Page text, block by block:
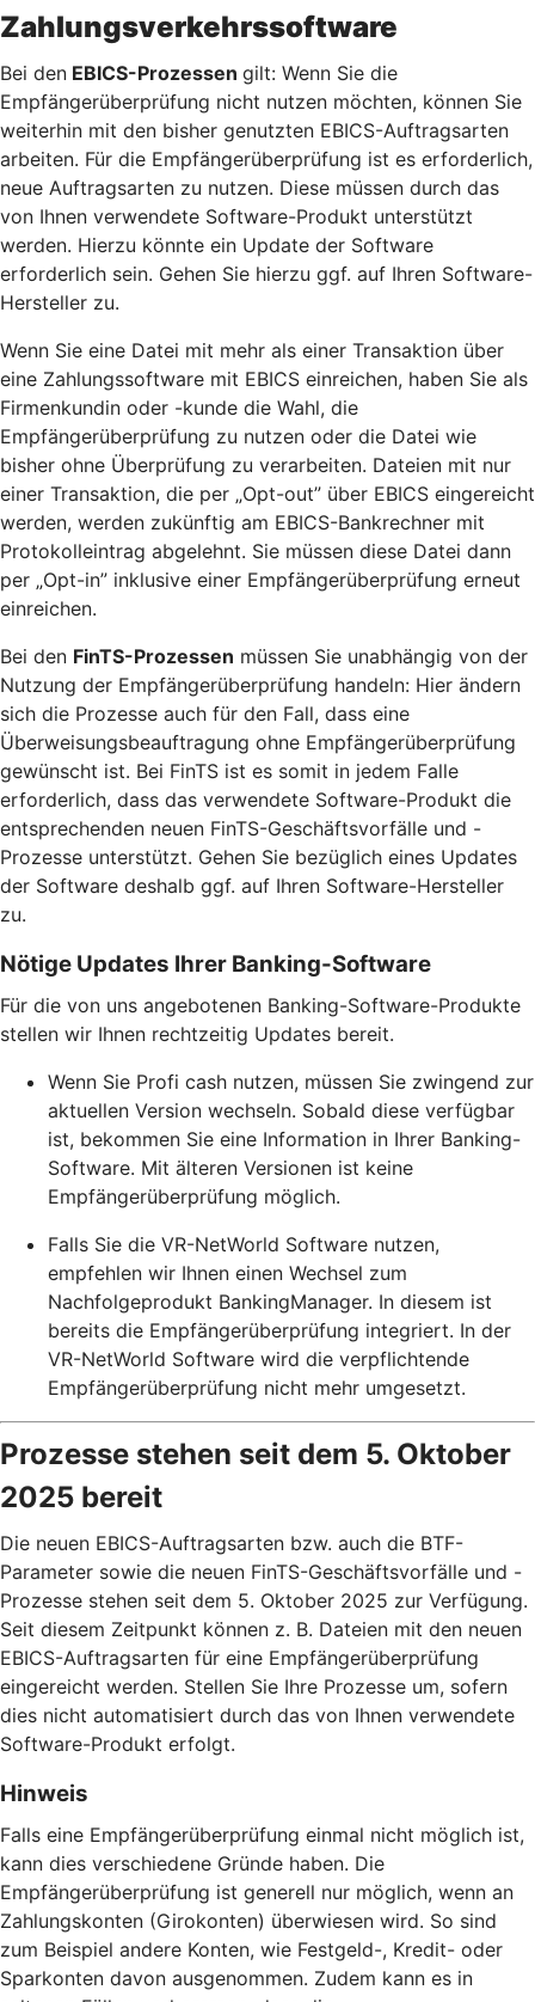
Zahlungsverkehrssoftware
Bei den EBICS-Prozessen gilt: Wenn Sie die
Empfängerüberprüfung nicht nutzen möchten, können Sie
weiterhin mit den bisher genutzten EBICS-Auftragsarten
arbeiten. Für die Empfängerüberprüfung ist es erforderlich,
neue Auftragsarten zu nutzen. Diese müssen durch das
von Ihnen verwendete Software-Produkt unterstützt
werden. Hierzu könnte ein Update der Software
erforderlich sein. Gehen Sie hierzu ggf. auf Ihren Software-
Hersteller zu.
Wenn Sie eine Datei mit mehr als einer Transaktion über
eine Zahlungssoftware mit EBICS einreichen, haben Sie als
Firmenkundin oder -kunde die Wahl, die
Empfängerüberprüfung zu nutzen oder die Datei wie
bisher ohne Überprüfung zu verarbeiten. Dateien mit nur
einer Transaktion, die per „Opt-out” über EBICS eingereicht
werden, werden zukünftig am EBICS-Bankrechner mit
Protokolleintrag abgelehnt. Sie müssen diese Datei dann
per „Opt-in” inklusive einer Empfängerüberprüfung erneut
einreichen.
Bei den FinTS-Prozessen müssen Sie unabhängig von der
Nutzung der Empfängerüberprüfung handeln: Hier ändern
sich die Prozesse auch für den Fall, dass eine
Überweisungsbeauftragung ohne Empfängerüberprüfung
gewünscht ist. Bei FinTS ist es somit in jedem Falle
erforderlich, dass das verwendete Software-Produkt die
entsprechenden neuen FinTS-Geschäftsvorfälle und -
Prozesse unterstützt. Gehen Sie bezüglich eines Updates
der Software deshalb ggf. auf Ihren Software-Hersteller
zu.
Nötige Updates Ihrer Banking-Software
Für die von uns angebotenen Banking-Software-Produkte
stellen wir Ihnen rechtzeitig Updates bereit.
Wenn Sie Profi cash nutzen, müssen Sie zwingend zur
aktuellen Version wechseln. Sobald diese verfügbar
ist, bekommen Sie eine Information in Ihrer Banking-
Software. Mit älteren Versionen ist keine
Empfängerüberprüfung möglich.
Falls Sie die VR-NetWorld Software nutzen,
empfehlen wir Ihnen einen Wechsel zum
Nachfolgeprodukt BankingManager. In diesem ist
bereits die Empfängerüberprüfung integriert. In der
VR-NetWorld Software wird die verpflichtende
Empfängerüberprüfung nicht mehr umgesetzt.
Prozesse stehen seit dem 5. Oktober
2025 bereit
Die neuen EBICS-Auftragsarten bzw. auch die BTF-
Parameter sowie die neuen FinTS-Geschäftsvorfälle und -
Prozesse stehen seit dem 5. Oktober 2025 zur Verfügung.
Seit diesem Zeitpunkt können z. B. Dateien mit den neuen
EBICS-Auftragsarten für eine Empfängerüberprüfung
eingereicht werden. Stellen Sie Ihre Prozesse um, sofern
dies nicht automatisiert durch das von Ihnen verwendete
Software-Produkt erfolgt.
Hinweis
Falls eine Empfängerüberprüfung einmal nicht möglich ist,
kann dies verschiedene Gründe haben. Die
Empfängerüberprüfung ist generell nur möglich, wenn an
Zahlungskonten (Girokonten) überwiesen wird. So sind
zum Beispiel andere Konten, wie Festgeld-, Kredit- oder
Sparkonten davon ausgenommen. Zudem kann es in